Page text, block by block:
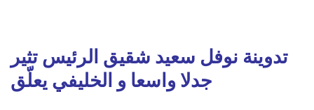
تدوينة نوفل سعيد شقيق الرئيس تثير
جدلا واسعا و الخليفي يعلّق